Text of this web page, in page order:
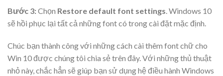
Bước 3:Chọn Restore default font settings . Windows 10
sẽ hồi phục lại tất cả những font có trong cài đặt mặc định.
Chúc bạn thành công với những cách cài thêm font chữ cho
Win 10 được chúng tôi chia sẻ trên đây. Với những thủ thuật
nhỏ này, chắc hẳn sẽ giúp bạn sử dụng hệ điều hành Windows